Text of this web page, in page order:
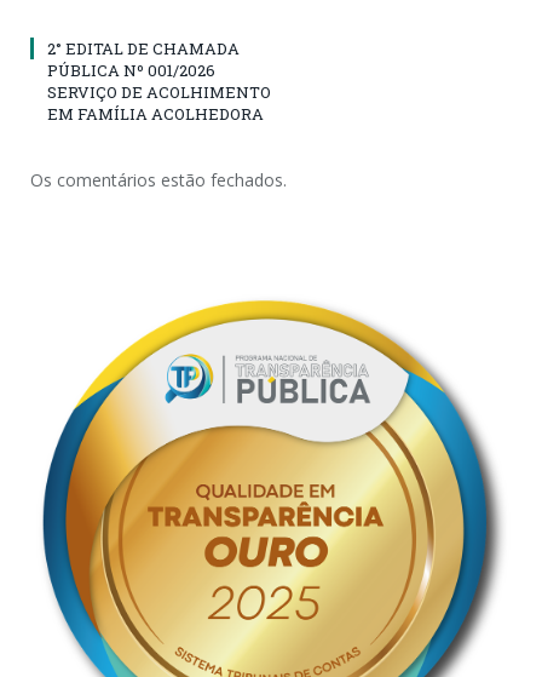
2° EDITAL DE CHAMADA
PÚBLICA Nº 001/2026
SERVIÇO DE ACOLHIMENTO
EM FAMÍLIA ACOLHEDORA
Os comentários estão fechados.